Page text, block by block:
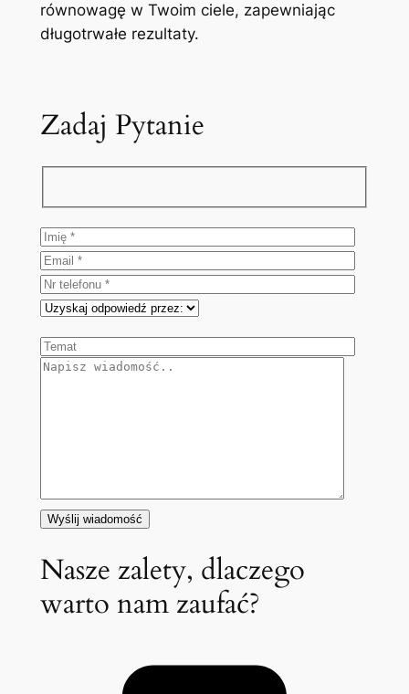
równowagę w Twoim ciele, zapewniając
długotrwałe rezultaty.
Zadaj Pytanie
Nasze zalety, dlaczego
warto nam zaufać?